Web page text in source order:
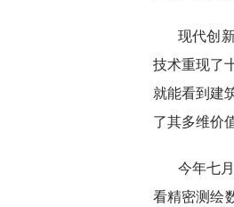
现代创
技术重现了
就能看到建
了其多维价值
今年七
看精密测绘